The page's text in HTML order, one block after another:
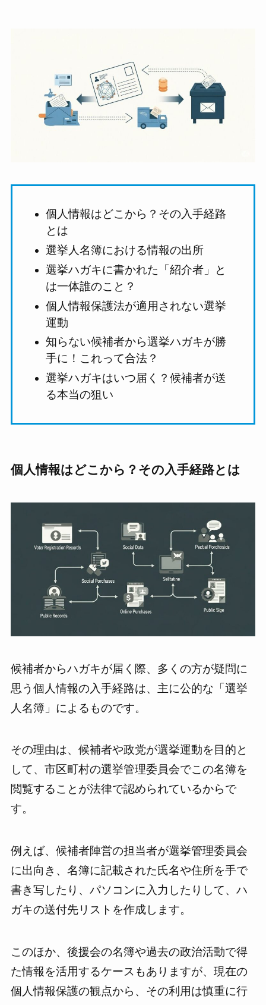
個人情報はどこから？その入手経路
とは
選挙人名簿における情報の出所
選挙ハガキに書かれた「紹介者」と
は一体誰のこと？
個人情報保護法が適用されない選挙
運動
知らない候補者から選挙ハガキが勝
手に！これって合法？
選挙ハガキはいつ届く？候補者が送
る本当の狙い
個人情報はどこから？その入手経路とは
候補者からハガキが届く際、多くの方が疑問に
思う個人情報の入手経路は、主に公的な「選挙
人名簿」によるものです。
その理由は、候補者や政党が選挙運動を目的と
して、市区町村の選挙管理委員会でこの名簿を
閲覧することが法律で認められているからで
す。
例えば、候補者陣営の担当者が選挙管理委員会
に出向き、名簿に記載された氏名や住所を手で
書き写したり、パソコンに入力したりして、ハ
ガキの送付先リストを作成します。
このほか、後援会の名簿や過去の政治活動で得
た情報を活用するケースもありますが、現在の
個人情報保護の観点から、その利用は慎重に行